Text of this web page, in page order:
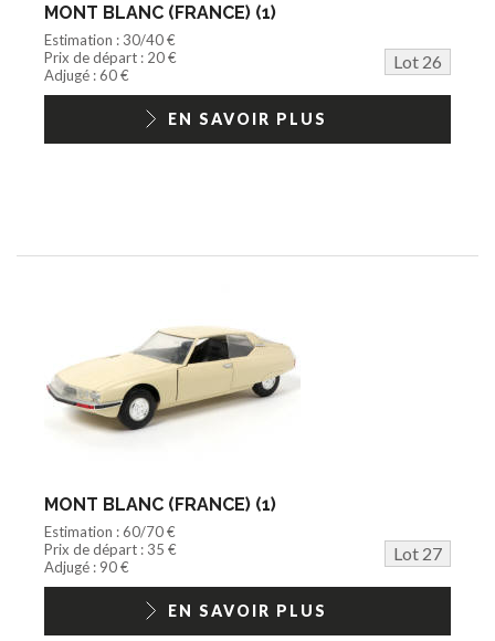
MONT BLANC (FRANCE) (1)
Estimation : 30/40 €
Prix de départ : 20 €
Lot 26
Adjugé : 60 €
EN SAVOIR PLUS
MONT BLANC (FRANCE) (1)
Estimation : 60/70 €
Prix de départ : 35 €
Lot 27
Adjugé : 90 €
EN SAVOIR PLUS